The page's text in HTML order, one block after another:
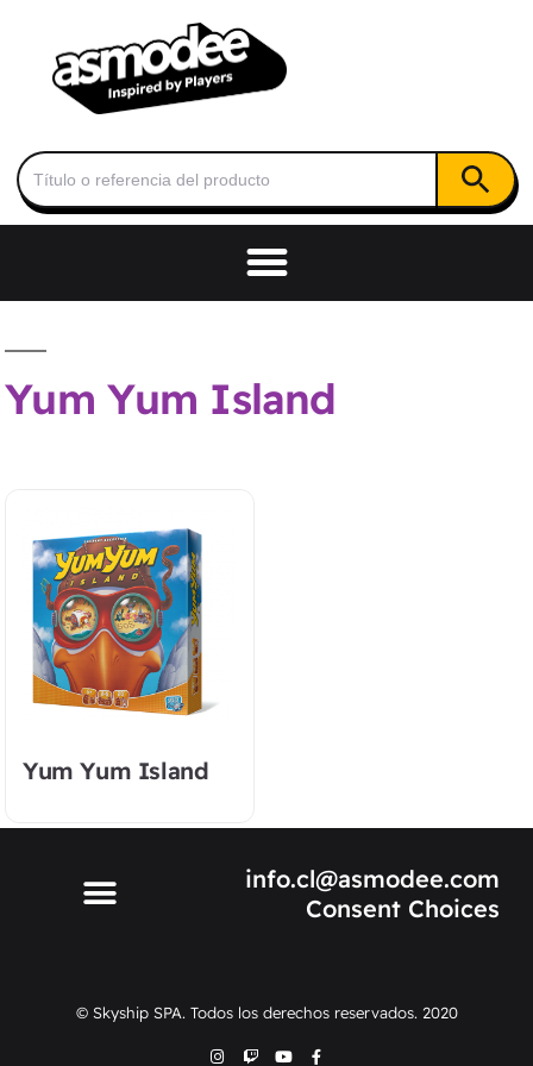
Buscar: Botón de
Yum Yum Island
Yum Yum Island
info.cl@asmodee.com
Consent Choices
© Skyship SPA. Todos los derechos reservados. 2020